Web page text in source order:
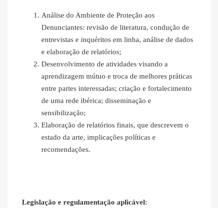
Análise do Ambiente de Proteção aos
Denunciantes: revisão de literatura, condução de
entrevistas e inquéritos em linha, análise de dados
e elaboração de relatórios;
Desenvolvimento de atividades visando a
aprendizagem mútuo e troca de melhores práticas
entre partes interessadas; criação e fortalecimento
de uma rede ibérica; disseminação e
sensibilização;
Elaboração de relatórios finais, que descrevem o
estado da arte, implicações políticas e
recomendações.
Legislação e regulamentação aplicável: